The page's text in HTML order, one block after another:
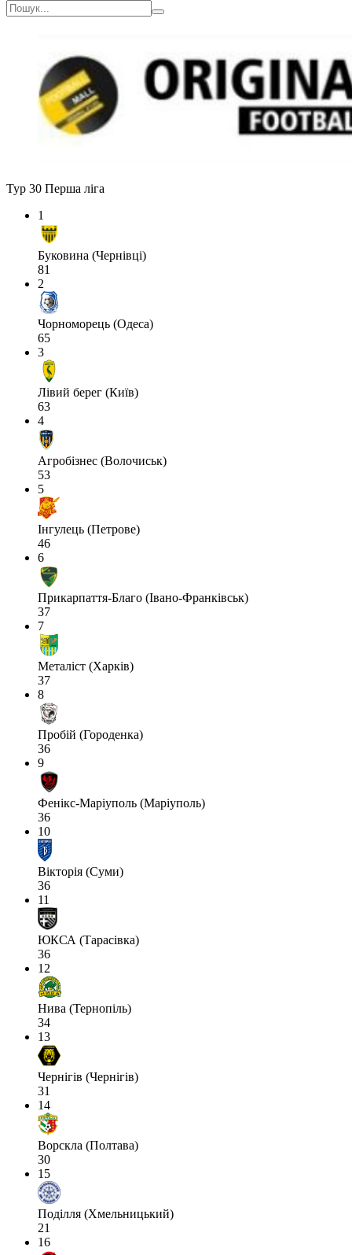
Тур 30 Перша ліга
1
Буковина (Чернівці)
81
2
Чорноморець (Одеса)
65
3
Лівий берег (Київ)
63
4
Агробізнес (Волочиськ)
53
5
Інгулець (Петрове)
46
6
Прикарпаття-Благо (Івано-Франківськ)
37
7
Металіст (Харків)
37
8
Пробій (Городенка)
36
9
Фенікс-Маріуполь (Маріуполь)
36
10
Вікторія (Суми)
36
11
ЮКСА (Тарасівка)
36
12
Нива (Тернопіль)
34
13
Чернігів (Чернігів)
31
14
Ворскла (Полтава)
30
15
Поділля (Хмельницький)
21
16